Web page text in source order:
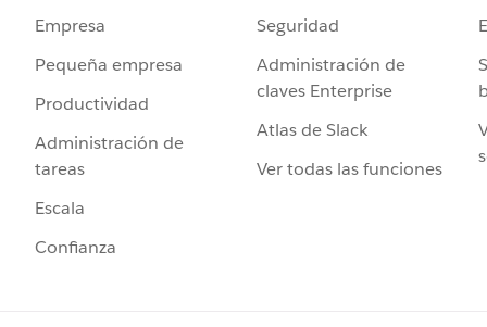
Empresa
Pequeña empresa
Productividad
Administración de
tareas
Escala
Confianza
Seguridad
Administración de
claves Enterprise
Atlas de Slack
Ver todas las funciones